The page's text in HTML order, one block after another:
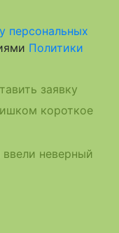
персональных
Политики
заявку
короткое
неверный